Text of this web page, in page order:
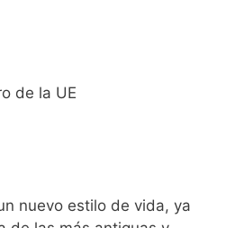
nuevo estilo de vida, ya